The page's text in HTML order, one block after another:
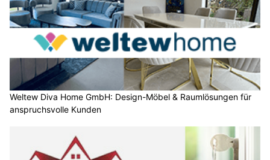
Weltew Diva Home GmbH: Design-Möbel & Raumlösungen für
anspruchsvolle Kunden